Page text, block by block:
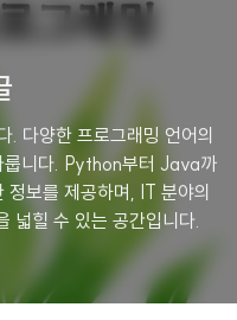
. 다양한 프로그래밍 언어의
룹니다. Python부터 Java까
정보를 제공하며, IT 분야의
넓힐 수 있는 공간입니다.